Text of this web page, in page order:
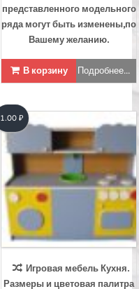
представленного модельного
ряда могут быть изменены,по
Вашему желанию.
В корзину Подробнее...
Игровая мебель Кухня.
Размеры и цветовая палитра
1.00 ₽